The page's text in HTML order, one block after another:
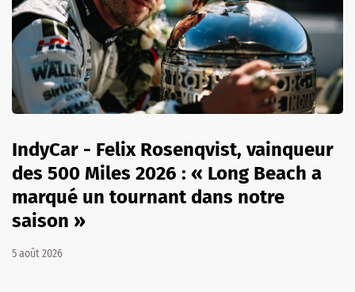
IndyCar - Felix Rosenqvist, vainqueur
des 500 Miles 2026 : « Long Beach a
marqué un tournant dans notre
saison »
5 août 2026